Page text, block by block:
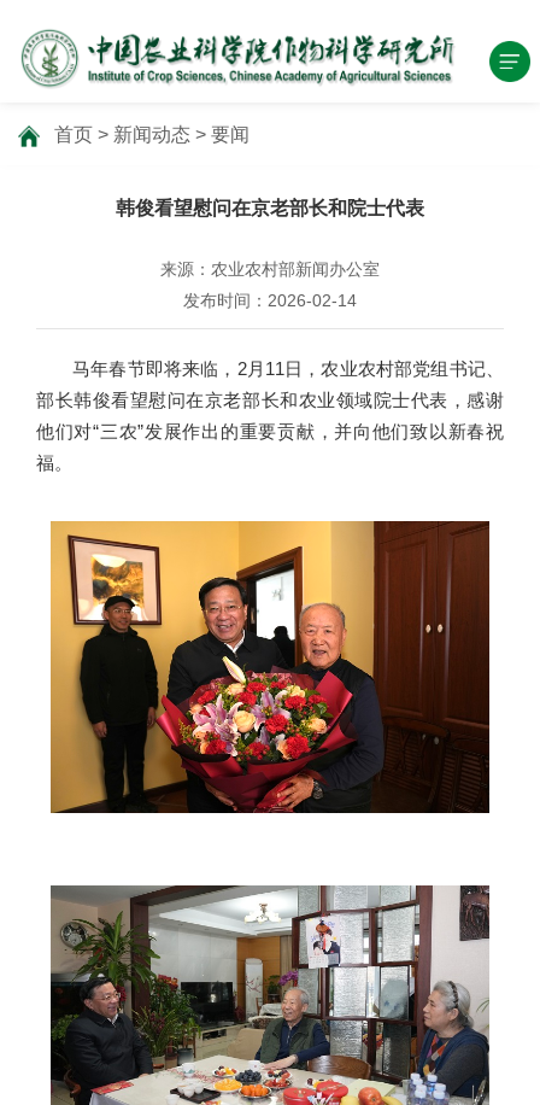
首页 > 新闻动态 > 要闻
韩俊看望慰问在京老部长和院士代表
来源：农业农村部新闻办公室
发布时间：2026-02-14
马年春节即将来临，2月11日，农业农村部党组书记、
部长韩俊看望慰问在京老部长和农业领域院士代表，感谢
他们对“三农”发展作出的重要贡献，并向他们致以新春祝
福。